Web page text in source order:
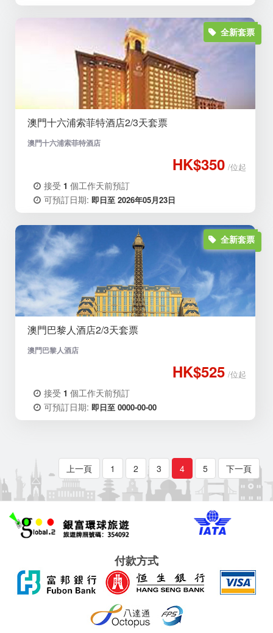
澳門十六浦索菲特酒店2/3天套票
澳門十六浦索菲特酒店
全新套票
HK$350 /位起
接受 1 個工作天前預訂
可預訂日期: 即日至 2026年05月23日
澳門巴黎人酒店2/3天套票
澳門巴黎人酒店
全新套票
HK$525 /位起
接受 1 個工作天前預訂
可預訂日期: 即日至 0000-00-00
上一頁 1 2 3 4 5 下一頁
付款方式